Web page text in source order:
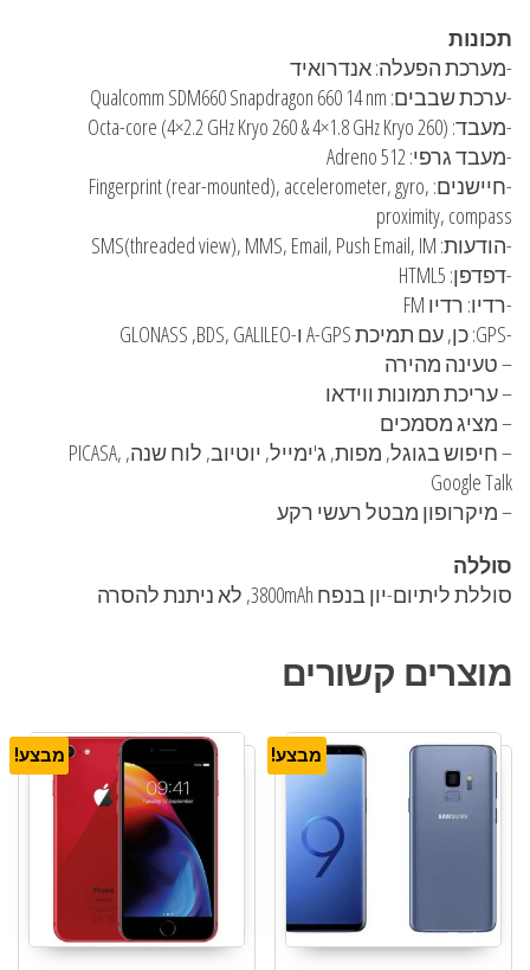
תכונות
-מערכת הפעלה: אנדרואיד
-ערכת שבבים: Qualcomm SDM660 Snapdragon 660 14 nm
-מעבד: Octa-core (4×2.2 GHz Kryo 260 & 4×1.8 GHz Kryo 260)
-מעבד גרפי: Adreno 512
-חיישנים: Fingerprint (rear-mounted), accelerometer, gyro,
proximity, compass
-הודעות: SMS(threaded view), MMS, Email, Push Email, IM
-דפדפן: HTML5
-רדיו: רדיו FM
-GPS: כן, עם תמיכת A-GPS ו-GLONASS ,BDS, GALILEO
– טעינה מהירה
– עריכת תמונות ווידאו
– מציג מסמכים
– חיפוש בגוגל, מפות, ג'ימייל, יוטיוב, לוח שנה, PICASA,
Google Talk
– מיקרופון מבטל רעשי רקע
סוללה
סוללת ליתיום-יון בנפח 3800mAh, לא ניתנת להסרה
מוצרים קשורים
מבצע! מבצע!